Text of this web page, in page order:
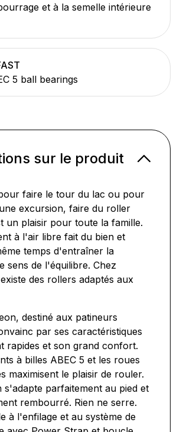
et à la semelle intérieure
5 ball bearings
sur le produit
faire le tour du lac ou pour
excursion, faire du roller
un plaisir pour toute la famille.
à l'air libre fait du bien et
temps d'entraîner la
sens de l'équilibre. Chez
des rollers adaptés aux
destiné aux patineurs
par ses caractéristiques
rapides et son grand confort.
à billes ABEC 5 et les roues
maximisent le plaisir de rouler.
s'adapte parfaitement au pied et
rembourré. Rien ne serre.
à l'enfilage et au système de